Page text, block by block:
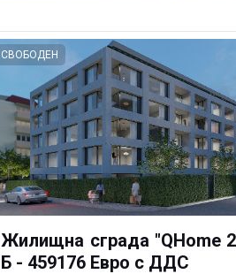
СВОБОДЕН
Жилищна сграда "QHome
Б - 459176 Евро с ДДС